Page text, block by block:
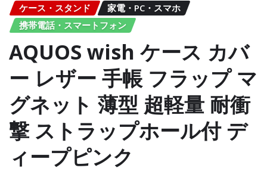
ケース・スタンド
家電・PC・スマホ
携帯電話・スマートフォン
AQUOS wish ケース カバ
ー レザー 手帳 フラップ マ
グネット 薄型 超軽量 耐衝
撃 ストラップホール付 デ
ィープピンク